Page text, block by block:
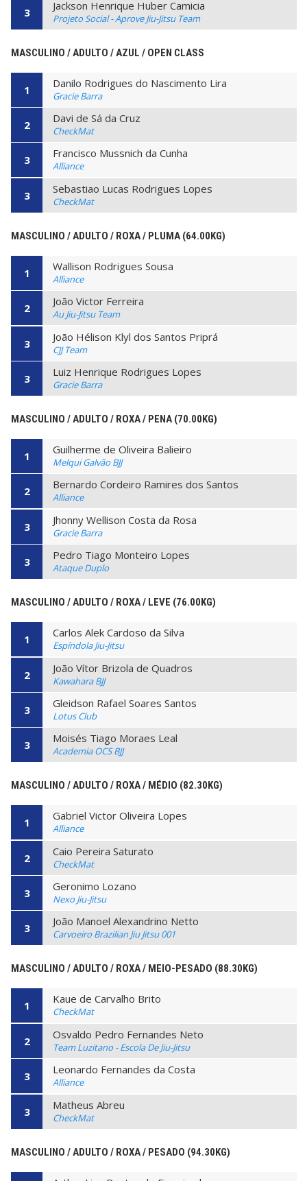
3 Jackson Henrique Huber Camicia
Projeto Social - Aprove Jiu-Jitsu Team
MASCULINO / ADULTO / AZUL / OPEN CLASS
1 Danilo Rodrigues do Nascimento Lira
Gracie Barra
2 Davi de Sá da Cruz
CheckMat
3 Francisco Mussnich da Cunha
Alliance
3 Sebastiao Lucas Rodrigues Lopes
CheckMat
MASCULINO / ADULTO / ROXA / PLUMA (64.00KG)
1 Wallison Rodrigues Sousa
Alliance
2 João Victor Ferreira
Au Jiu-Jitsu Team
3 João Hélison Klyl dos Santos Priprá
CJJ Team
3 Luiz Henrique Rodrigues Lopes
Gracie Barra
MASCULINO / ADULTO / ROXA / PENA (70.00KG)
1 Guilherme de Oliveira Balieiro
Melqui Galvão BJJ
2 Bernardo Cordeiro Ramires dos Santos
Alliance
3 Jhonny Wellison Costa da Rosa
Gracie Barra
3 Pedro Tiago Monteiro Lopes
Ataque Duplo
MASCULINO / ADULTO / ROXA / LEVE (76.00KG)
1 Carlos Alek Cardoso da Silva
Espíndola Jiu-Jitsu
2 João Vítor Brizola de Quadros
Kawahara BJJ
3 Gleidson Rafael Soares Santos
Lotus Club
3 Moisés Tiago Moraes Leal
Academia OCS BJJ
MASCULINO / ADULTO / ROXA / MÉDIO (82.30KG)
1 Gabriel Victor Oliveira Lopes
Alliance
2 Caio Pereira Saturato
CheckMat
3 Geronimo Lozano
Nexo Jiu-Jitsu
3 João Manoel Alexandrino Netto
Carvoeiro Brazilian Jiu Jitsu 001
MASCULINO / ADULTO / ROXA / MEIO-PESADO (88.30KG)
1 Kaue de Carvalho Brito
CheckMat
2 Osvaldo Pedro Fernandes Neto
Team Luzitano - Escola De Jiu-Jitsu
3 Leonardo Fernandes da Costa
Alliance
3 Matheus Abreu
CheckMat
MASCULINO / ADULTO / ROXA / PESADO (94.30KG)